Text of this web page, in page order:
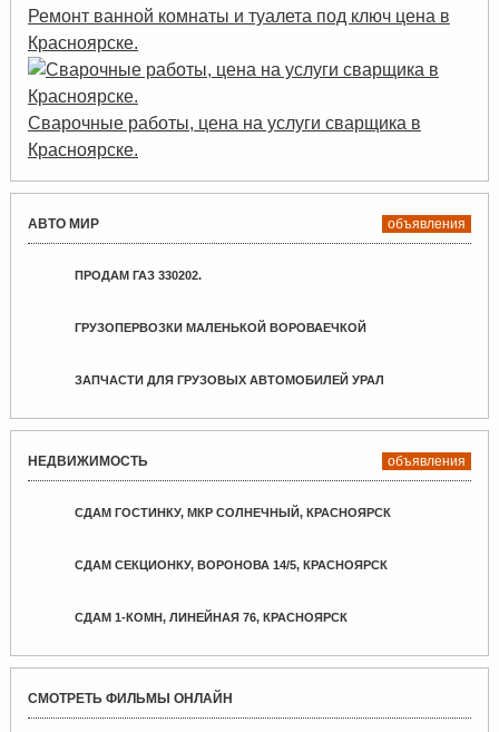
Ремонт ванной комнаты и туалета под ключ цена в
Красноярске.
Сварочные работы, цена на услуги сварщика в
Красноярске.
АВТО МИР объявления
ПРОДАМ ГАЗ 330202.
ГРУЗОПЕРВОЗКИ МАЛЕНЬКОЙ ВОРОВАЕЧКОЙ
ЗАПЧАСТИ ДЛЯ ГРУЗОВЫХ АВТОМОБИЛЕЙ УРАЛ
НЕДВИЖИМОСТЬ объявления
СДАМ ГОСТИНКУ, МКР СОЛНЕЧНЫЙ, КРАСНОЯРСК
СДАМ СЕКЦИОНКУ, ВОРОНОВА 14/5, КРАСНОЯРСК
СДАМ 1-КОМН, ЛИНЕЙНАЯ 76, КРАСНОЯРСК
СМОТРЕТЬ ФИЛЬМЫ ОНЛАЙН